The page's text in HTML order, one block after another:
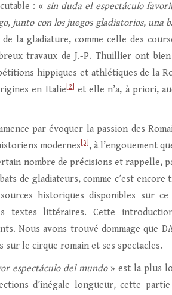
: « sin duda el espectáculo
junto con los juegos gladiatorios, una
la gladiature, comme celle des
travaux de J.-P. Thuillier ont
hippiques et athlétiques de la
en Italie [2]
et elle n’a, à priori,
par évoquer la passion des
modernes [3] , à l’engouement
nombre de précisions et rappelle,
de gladiateurs, comme c’est encore
historiques disponibles sur
textes littéraires. Cette
Nous avons trouvé dommage que
sur le cirque romain et ses spectacles.
espectáculo del mundo » est la plus
d’inégale longueur, cette